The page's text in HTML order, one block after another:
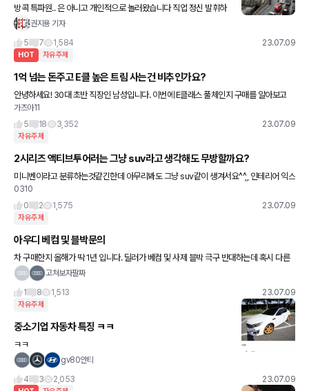
방콕 특파원.. 은 아니고 개인적으로 놀러왔습니다 직업 정신 발휘하
며 자동차 문화를 살펴보고 있습니다. 이하 방콕기준입니다. 태국은
권지용 기자
5
7 1,584 23.07.09
HOT 자유주제
1억 넘는 돈주고 E클 높은 트림 사는건 비추인가요?
안녕하세요! 30대 초반 직장인 남성입니다. 이번에 E클래스 풀체인지 구매를 알아보고
있는데요. 개인적으로 인테리어도 그렇고 잘 나온거 같은데 가격도 그만큼 오른다고 해서
고민입니다. 대략 1억
가즈아11
5
18 3,352 23.07.09
자유주제
2시리즈 액티브투어러는 그냥 suv라고 생각해도 무방할까요?
미니벤이라고 분류하는것같긴한데 아무리봐도 그냥 suv같이 생겨서요^^,, 인테리어 익스
테리어 다 너무 맘에들고 옵션도 좋아서 참 땡기네요
0310
0
2 1,575 23.07.09
자유주제
아우디 베컴 및 블박문의
차 구매한지 올해가 딱 1년 입니다. 딜러가 베컴 및 사제 블박 극구 반대하는데 혹시 다른
분들은 어떤 가요? 순정 블박 넘 구려요.
고쳐보자팔짜
1
8 1,513 23.07.09
자유주제
중소기업 자동차 특징 ㅋㅋ
ㅋㅋ
gv80안티
4
3 2,053 23.07.09